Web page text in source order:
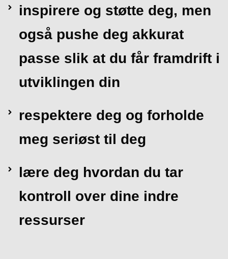
inspirere og støtte deg, men
også pushe deg akkurat
passe slik at du får framdrift i
utviklingen din
respektere deg og forholde
meg seriøst til deg
lære deg hvordan du tar
kontroll over dine indre
ressurser